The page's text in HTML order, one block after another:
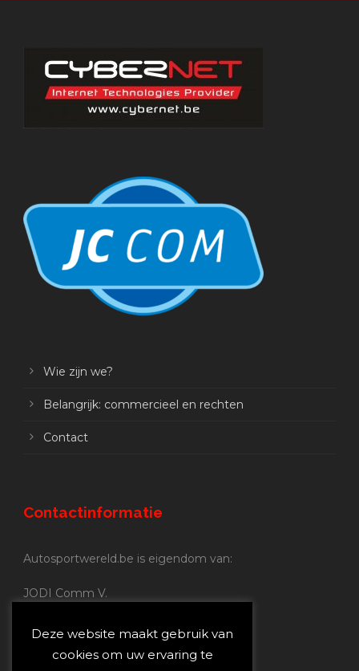
Wie zijn we?
Belangrijk: commercieel en rechten
Contact
Contactinformatie
Autosportwereld.be is eigendom van:
JODI Comm V.
Nijverheidsstraat 70
2160 Wommelgem
Deze website maakt gebruik van
cookies om uw ervaring te